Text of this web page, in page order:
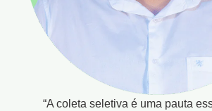
“A coleta seletiva é uma pauta